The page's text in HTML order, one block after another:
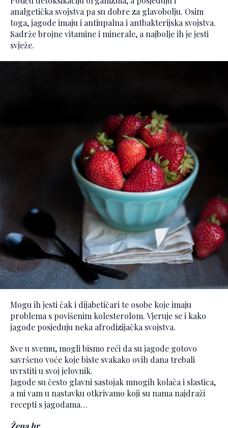
analgetička svojstva pa su dobre za glavobolju. Osim
toga, jagode imaju i antiupalna i antbakterijska svojstva.
Sadrže brojne vitamine i minerale, a najbolje ih je jesti
svježe.
Mogu ih jesti čak i dijabetičari te osobe koje imaju
problema s povišenim kolesterolom. Vjeruje se i kako
jagode posjeduju neka afrodizijačka svojstva.
Sve u svemu, mogli bismo reći da su jagode gotovo
savršeno voće koje biste svakako ovih dana trebali
uvrstiti u svoj jelovnik.
Jagode su često glavni sastojak mnogih kolača i slastica,
a mi vam u nastavku otkrivamo koji su nama najdraži
recepti s jagodama…
Žena.hr